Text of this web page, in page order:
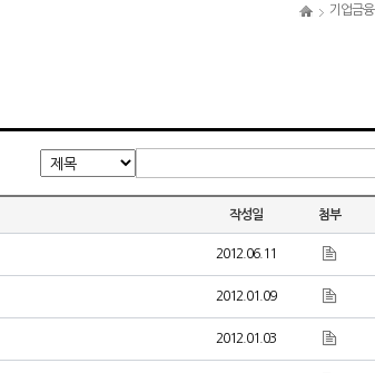
기업금융
작성일 첨부
2012.06.11
2012.01.09
2012.01.03